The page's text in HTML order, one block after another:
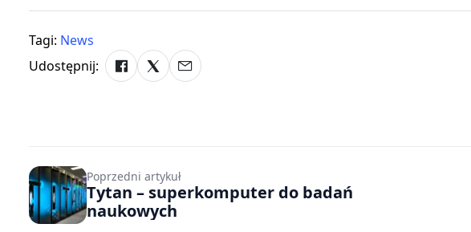
Tagi: News
Udostępnij:
Poprzedni artykuł
Tytan – superkomputer do badań
naukowych